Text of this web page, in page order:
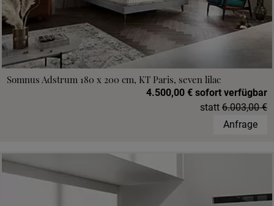
Somnus Adstrum 180 x 200 cm, KT Paris, seven lilac
4.500,00 € sofort verfügbar
statt 6.003,00 €
Anfrage